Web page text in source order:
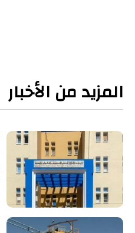
المزيد من الأخبار